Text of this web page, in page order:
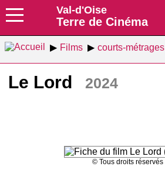
Val-d'Oise
Terre de Cinéma
Films courts-métrages
Le Lord 2024
© Tous droits réservés